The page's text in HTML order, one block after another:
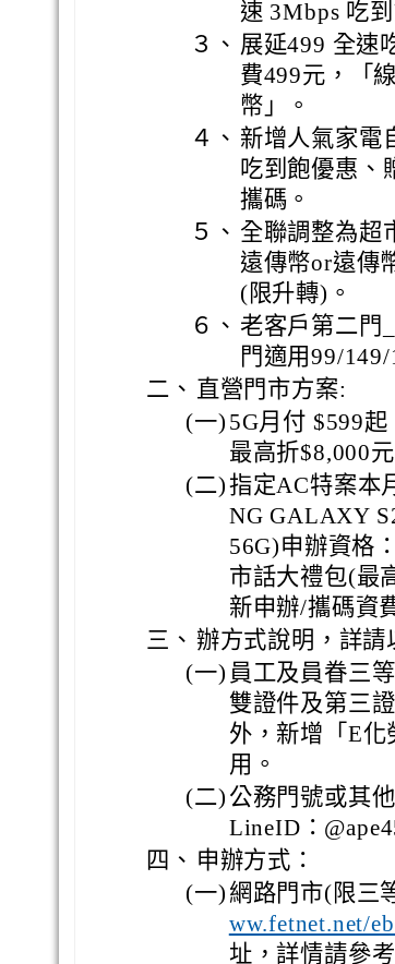
速 3Mbps 吃到
３、 展延499 全速
費499元，「
幣」。
４、 新增人氣家電
吃到飽優惠、
攜碼。
５、 全聯調整為超
遠傳幣or遠傳
(限升轉)。
６、 老客戶第二門
門適用99/
二、 直營門市方案:
(一) 5G月付 $599
最高折$8,000元
(二)指定AC特案本
NG GALAXY
56G)申辦資格
市話大禮包(最
新申辦/攜碼資
三、 辦方式說明，詳請
(一) 員工及員眷三
雙證件及第三
外，新增「E
用。
(二) 公務門號或其
LineID：
四、 申辦方式：
(一) 網路門市(限三
ww.fetnet.net/
址，詳情請參